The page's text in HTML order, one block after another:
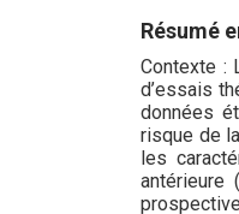
Résumé
Contexte :
d’essais
données
risque de
les
antérieure